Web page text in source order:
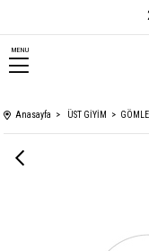
MENU
Anasayfa ÜST GİYİM